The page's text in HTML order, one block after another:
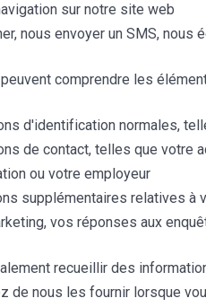
sur notre site web
nous envoyer un SMS,
comprendre les
d'identification normales,
de contact, telles que votre
ou votre employeur
supplémentaires relatives
vos réponses aux
recueillir des
de nous les fournir lorsque